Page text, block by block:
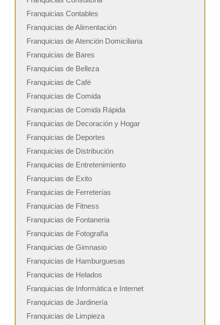
Franquicias Contables
Franquicias de Alimentación
Franquicias de Atención Domiciliaria
Franquicias de Bares
Franquicias de Belleza
Franquicias de Café
Franquicias de Comida
Franquicias de Comida Rápida
Franquicias de Decoración y Hogar
Franquicias de Deportes
Franquicias de Distribución
Franquicias de Entretenimiento
Franquicias de Exito
Franquicias de Ferreterías
Franquicias de Fitness
Franquicias de Fontaneria
Franquicias de Fotografía
Franquicias de Gimnasio
Franquicias de Hamburguesas
Franquicias de Helados
Franquicias de Informática e Internet
Franquicias de Jardinería
Franquicias de Limpieza